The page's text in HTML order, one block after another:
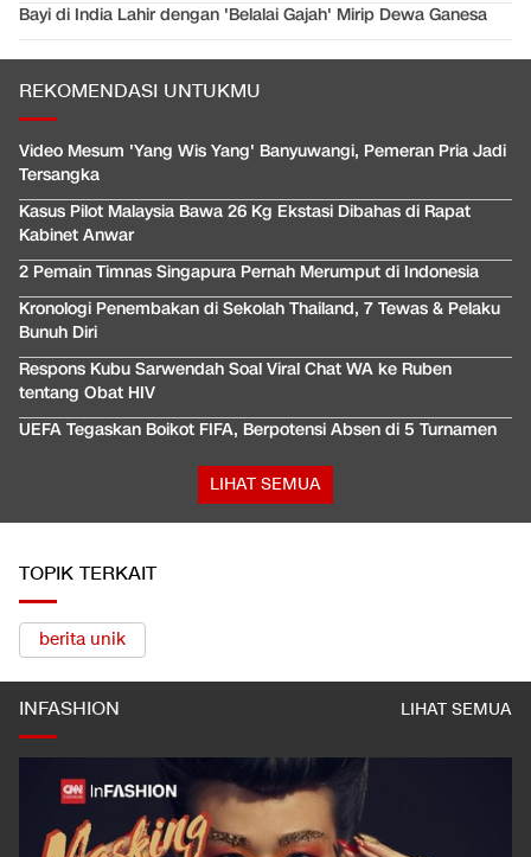
Bayi di India Lahir dengan 'Belalai Gajah' Mirip Dewa Ganesa
REKOMENDASI UNTUKMU
Video Mesum 'Yang Wis Yang' Banyuwangi, Pemeran Pria Jadi
Tersangka
Kasus Pilot Malaysia Bawa 26 Kg Ekstasi Dibahas di Rapat
Kabinet Anwar
2 Pemain Timnas Singapura Pernah Merumput di Indonesia
Kronologi Penembakan di Sekolah Thailand, 7 Tewas & Pelaku
Bunuh Diri
Respons Kubu Sarwendah Soal Viral Chat WA ke Ruben
tentang Obat HIV
UEFA Tegaskan Boikot FIFA, Berpotensi Absen di 5 Turnamen
LIHAT SEMUA
TOPIK TERKAIT
berita unik
INFASHION LIHAT SEMUA